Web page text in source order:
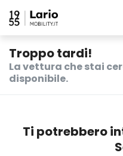
Troppo tardi!
La vettura che stai
disponibile.
Ti potrebbero